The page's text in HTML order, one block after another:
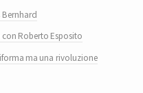
Roberto Esposito
ma una rivoluzione